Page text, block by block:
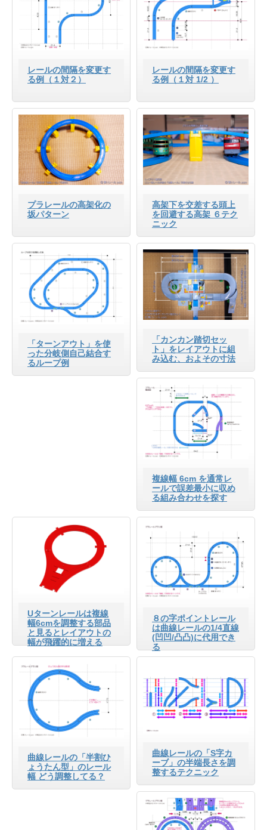
レールの間隔を変更す
る例（１対２）
レールの間隔を変更す
る例（１対 1/2 ）
プラレールの高架化の
坂パターン
高架下を交差する頭上
を回避する高架 ６テク
ニック
「ターンアウト」を使
った分岐側自己結合す
るループ例
「カンカン踏切セッ
ト」をレイアウトに組
み込む、およその寸法
複線幅 6cm を通常レ
ールで誤差最小に収め
る組み合わせを探す
Uターンレールは複線
幅6cmを調整する部品
と見るとレイアウトの
幅が飛躍的に増える
８の字ポイントレール
は曲線レールの1/4直線
(凹凹/凸凸)に代用でき
る
曲線レールの「半割ひ
ょうたん型」のレール
幅 どう調整してる？
曲線レールの「S字カ
ーブ」の半端長さを調
整するテクニック